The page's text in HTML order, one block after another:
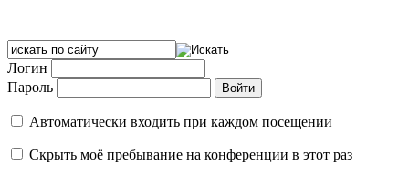
Логин
Пароль
Автоматически входить при каждом посещении
Скрыть моё пребывание на конференции в этот раз